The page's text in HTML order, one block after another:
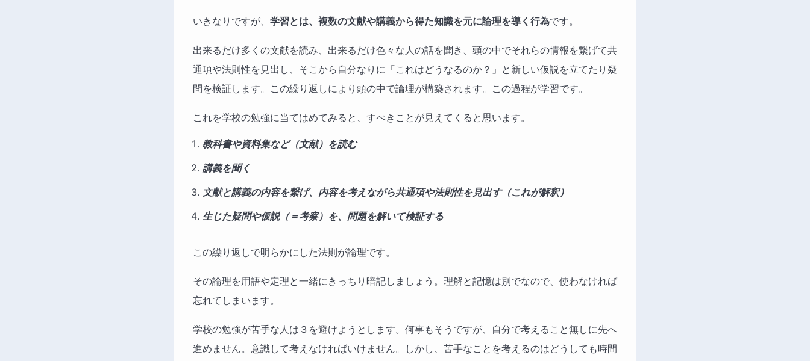
いきなりですが、 学習とは、複数の文献や講義から得た知識を元に論理を導く行為です。
出来るだけ多くの文献を読み、出来るだけ色々な人の話を聞き、頭の中でそれらの情報を繋げて共
通項や法則性を見出し、そこから自分なりに「これはどうなるのか？」と新しい仮説を立てたり疑
問を検証します。この繰り返しにより頭の中で論理が構築されます。この過程が学習です。
これを学校の勉強に当てはめてみると、すべきことが見えてくると思います。
教科書や資料集など（文献）を読む
講義を聞く
文献と講義の内容を繋げ、内容を考えながら共通項や法則性を見出す（これが解釈）
生じた疑問や仮説（＝考察）を、問題を解いて検証する
この繰り返しで明らかにした法則が論理です。
その論理を用語や定理と一緒にきっちり暗記しましょう。理解と記憶は別でなので、使わなければ
忘れてしまいます。
学校の勉強が苦手な人は３を避けようとします。何事もそうですが、自分で考えること無しに先へ
進めません。意識して考えなければいけません。しかし、苦手なことを考えるのはどうしても時間